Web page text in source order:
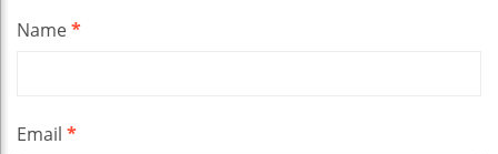
Name*
Email *